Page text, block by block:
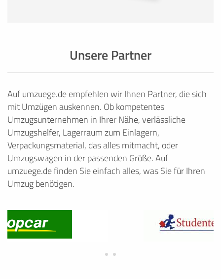
Unsere Partner
Auf umzuege.de empfehlen wir Ihnen Partner, die sich
mit Umzügen auskennen. Ob kompetentes
Umzugsunternehmen in Ihrer Nähe, verlässliche
Umzugshelfer, Lagerraum zum Einlagern,
Verpackungsmaterial, das alles mitmacht, oder
Umzugswagen in der passenden Größe. Auf
umzuege.de finden Sie einfach alles, was Sie für Ihren
Umzug benötigen.